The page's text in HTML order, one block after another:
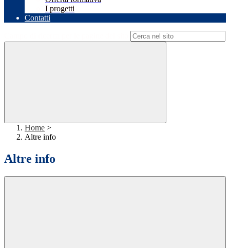
I progetti
Contatti
Home >
Altre info
Altre info